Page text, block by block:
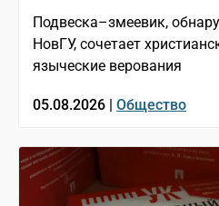
Подвеска–змеевик,
НовГУ, сочетает
языческие верования
05.08.2026 | Общество